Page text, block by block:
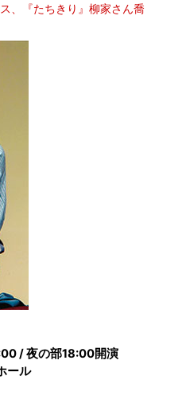
、『たちきり』柳家さん喬
/ 夜の部18:00開演
ール